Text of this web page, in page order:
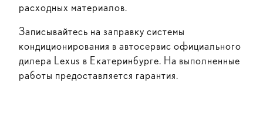
расходных материалов.
Записывайтесь на заправку системы
кондиционирования в автосервис официального
дилера Lexus в Екатеринбурге. На выполненные
работы предоставляется гарантия.